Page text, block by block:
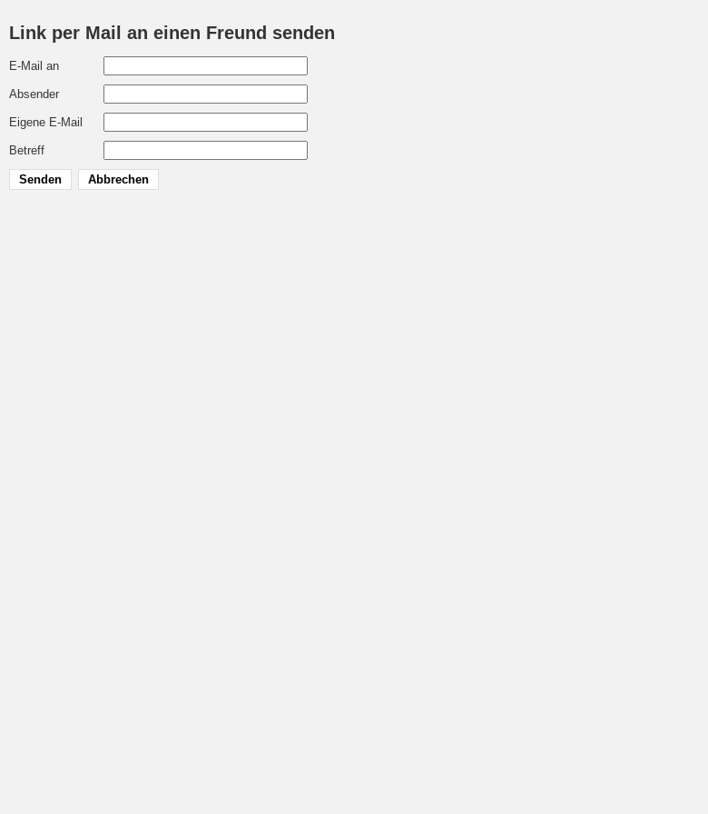
Link per Mail an einen Freund senden
E-Mail an
Absender
Eigene E-Mail
Betreff
Senden Abbrechen